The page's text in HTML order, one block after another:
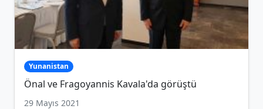
Yunanistan
Önal ve Fragoyannis Kavala'da görüştü
29 Mayıs 2021